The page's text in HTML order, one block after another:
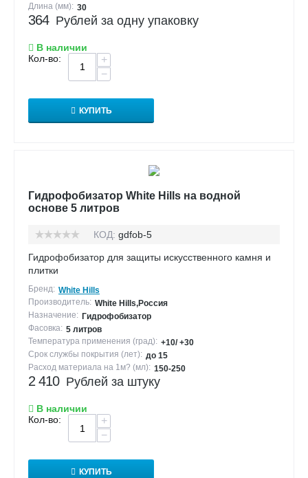
Длина (мм): 30
364 Рублей за одну упаковку
В наличии
Кол-во:
+
−
КУПИТЬ
Гидрофобизатор White Hills на водной
основе 5 литров
КОД: gdfob-5
Гидрофобизатор для защиты искусственного камня и
плитки
Бренд: White Hills
Производитель: White Hills,Россия
Назначение: Гидрофобизатор
Фасовка: 5 литров
Температура применения (град): +10/ +30
Срок службы покрытия (лет): до 15
Расход материала на 1м? (мл): 150-250
2 410 Рублей за штуку
В наличии
Кол-во:
+
−
КУПИТЬ